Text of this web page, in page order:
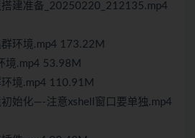
建准备_20250220_212135.mp4
环境.mp4 173.22M
境.mp4 53.98M
境.mp4 110.91M
始化—-注意xshell窗口要单独.mp4